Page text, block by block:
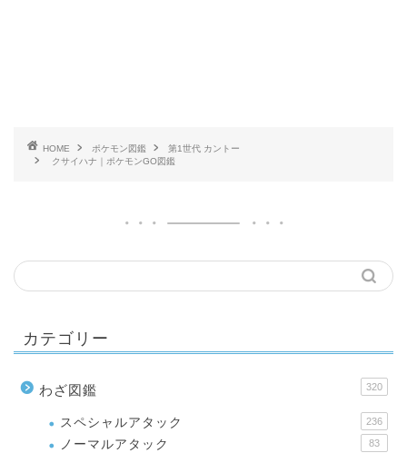
HOME ポケモン図鑑
第1世代 カントー
クサイハナ｜ポケモンGO図鑑
カテゴリー
わざ図鑑 320
スペシャルアタック 236
ノーマルアタック 83